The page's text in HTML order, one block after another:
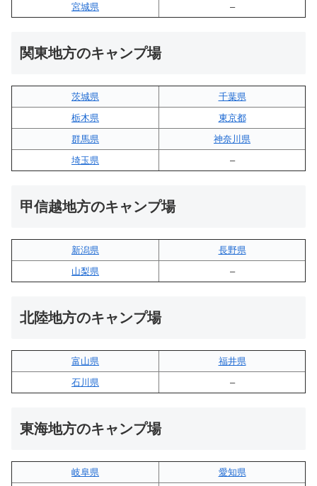
宮城県
–
関東地方のキャンプ場
茨城県
千葉県
栃木県
東京都
群馬県
神奈川県
埼玉県
–
甲信越地方のキャンプ場
新潟県
長野県
山梨県
–
北陸地方のキャンプ場
富山県
福井県
石川県
–
東海地方のキャンプ場
岐阜県
愛知県